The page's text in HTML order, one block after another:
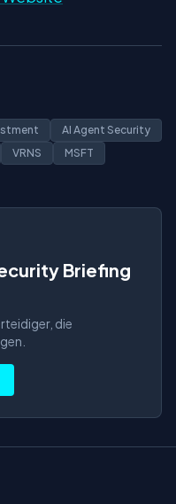
AI Agent Security
VRNS MSFT
Briefing
die